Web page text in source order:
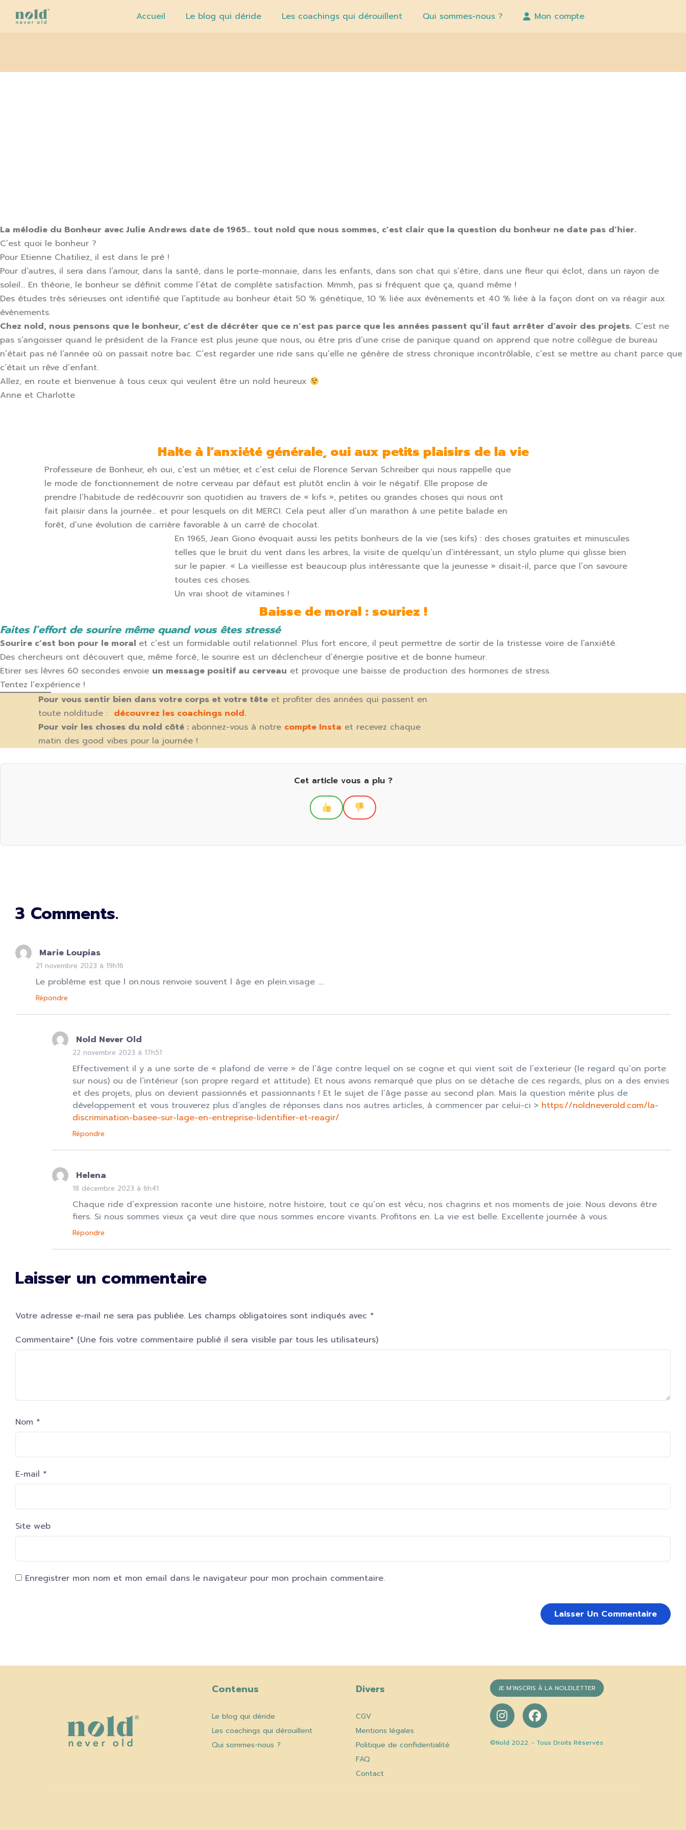
Accueil Le blog qui déride Les coachings qui dérouillent Qui sommes-nous ? Mon compte
La mélodie du Bonheur avec Julie Andrews date de 1965… tout nold que nous sommes, c’est clair que la question du bonheur ne date pas d’hier.
C’est quoi le bonheur ?
Pour Etienne Chatiliez, il est dans le pré !
Pour d’autres, il sera dans l’amour, dans la santé, dans le porte-monnaie, dans les enfants, dans son chat qui s’étire, dans une fleur qui éclot, dans un rayon de
soleil… En théorie, le bonheur se définit comme l’état de complète satisfaction. Mmmh, pas si fréquent que ça, quand même !
Des études très sérieuses ont identifié que l’aptitude au bonheur était 50 % génétique, 10 % liée aux évènements et 40 % liée à la façon dont on va réagir aux
évènements.
Chez nold, nous pensons que le bonheur, c’est de décréter que ce n’est pas parce que les années passent qu’il faut arrêter d’avoir des projets. C’est ne
pas s’angoisser quand le président de la France est plus jeune que nous, ou être pris d’une crise de panique quand on apprend que notre collègue de bureau
n’était pas né l’année où on passait notre bac. C’est regarder une ride sans qu’elle ne génère de stress chronique incontrôlable, c’est se mettre au chant parce que
c’était un rêve d’enfant.
Allez, en route et bienvenue à tous ceux qui veulent être un nold heureux
Anne et Charlotte
Halte à l’anxiété générale, oui aux petits plaisirs de la vie
Professeure de Bonheur, eh oui, c’est un métier, et c’est celui de Florence Servan Schreiber qui nous rappelle que
le mode de fonctionnement de notre cerveau par défaut est plutôt enclin à voir le négatif. Elle propose de
prendre l’habitude de redécouvrir son quotidien au travers de « kifs », petites ou grandes choses qui nous ont
fait plaisir dans la journée… et pour lesquels on dit MERCI. Cela peut aller d’un marathon à une petite balade en
forêt, d’une évolution de carrière favorable à un carré de chocolat.
En 1965, Jean Giono évoquait aussi les petits bonheurs de la vie (ses kifs) : des choses gratuites et minuscules
telles que le bruit du vent dans les arbres, la visite de quelqu’un d’intéressant, un stylo plume qui glisse bien
sur le papier. « La vieillesse est beaucoup plus intéressante que la jeunesse » disait-il, parce que l’on savoure
toutes ces choses.
Un vrai shoot de vitamines !
Baisse de moral : souriez !
Faites l’effort de sourire même quand vous êtes stressé
Sourire c’est bon pour le moral et c’est un formidable outil relationnel. Plus fort encore, il peut permettre de sortir de la tristesse voire de l’anxiété.
Des chercheurs ont découvert que, même forcé, le sourire est un déclencheur d’énergie positive et de bonne humeur.
Etirer ses lèvres 60 secondes envoie un message positif au cerveau et provoque une baisse de production des hormones de stress.
Tentez l’expérience !
Pour vous sentir bien dans votre corps et votre tête et profiter des années qui passent en
toute nolditude : découvrez les coachings nold.
Pour voir les choses du nold côté : abonnez-vous à notre compte Insta et recevez chaque
matin des good vibes pour la journée !
Cet article vous a plu ?
3 Comments.
Marie Loupias
21 novembre 2023 à 19h16
Le problème est que l on.nous renvoie souvent l âge en plein.visage ….
Répondre
Nold Never Old
22 novembre 2023 à 17h51
Effectivement il y a une sorte de « plafond de verre » de l’âge contre lequel on se cogne et qui vient soit de l’exterieur (le regard qu’on porte
sur nous) ou de l’intérieur (son propre regard et attitude). Et nous avons remarqué que plus on se détache de ces regards, plus on a des envies
et des projets, plus on devient passionnés et passionnants ! Et le sujet de l’âge passe au second plan. Mais la question mérite plus de
développement et vous trouverez plus d’angles de réponses dans nos autres articles, à commencer par celui-ci > https://noldneverold.com/la-
discrimination-basee-sur-lage-en-entreprise-lidentifier-et-reagir/
Répondre
Helena
18 décembre 2023 à 6h41
Chaque ride d’expression raconte une histoire, notre histoire, tout ce qu’on est vécu, nos chagrins et nos moments de joie. Nous devons être
fiers. Si nous sommes vieux ça veut dire que nous sommes encore vivants. Profitons en. La vie est belle. Excellente journée à vous.
Répondre
Laisser un commentaire
Votre adresse e-mail ne sera pas publiée. Les champs obligatoires sont indiqués avec *
Commentaire* (Une fois votre commentaire publié il sera visible par tous les utilisateurs)
Nom *
E-mail *
Site web
Enregistrer mon nom et mon email dans le navigateur pour mon prochain commentaire.
Contenus
Le blog qui déride
Les coachings qui dérouillent
Qui sommes-nous ?
Divers
CGV
Mentions légales
Politique de confidentialité
FAQ
Contact
JE M'INSCRIS À LA NOLDLETTER
©Nold 2022. - Tous Droits Réservés